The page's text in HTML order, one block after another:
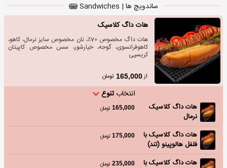
ساندویچ ها | Sandwiches
هات داگ کلاسیک
هات داگ مخصوص 70٪، نان مخصوص سایز نرمال، کاهو،
کاهوفرانسوی، گوجه، خیارشور، سس مخصوص کاپیتان
کریسپی
از165,000 تومان
انتخابتنوع
هات داگ کلاسیک
نرمال
165,000 تومان
هات داگ کلاسیک با
فلفل هالوپینو (تند)
175,000 تومان
هات داگ کلاسیک با
235,000 تومان